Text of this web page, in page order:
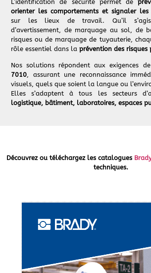
L’identification de sécurité permet de
orienter les comportements et signaler les
sur les lieux de travail. Qu’il
d’avertissement, de marquage au sol, de
risques ou de marquage de tuyauterie,
rôle essentiel dans la prévention des risques
Nos solutions répondent aux exigences
7010, assurant une reconnaissance
visuels, quels que soient la langue ou
Elles s’adaptent à tous les secteurs
logistique, bâtiment, laboratoires, espaces
Découvrez ou téléchargez les catalogues
techniques.